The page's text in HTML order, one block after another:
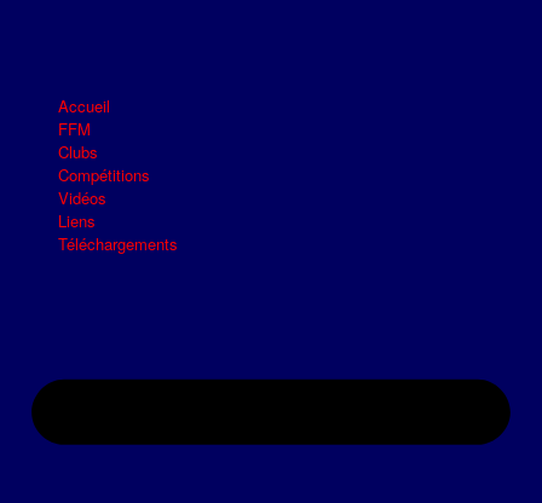
Accueil
FFM
Clubs
Compétitions
Vidéos
Liens
Téléchargements